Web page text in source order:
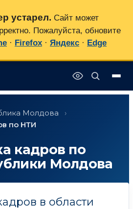
Молдова
›
по НТИ
кадров по
Молдова
в области
устарел. Сайт может
Пожалуйста, обновите
· Firefox · Яндекс · Edge